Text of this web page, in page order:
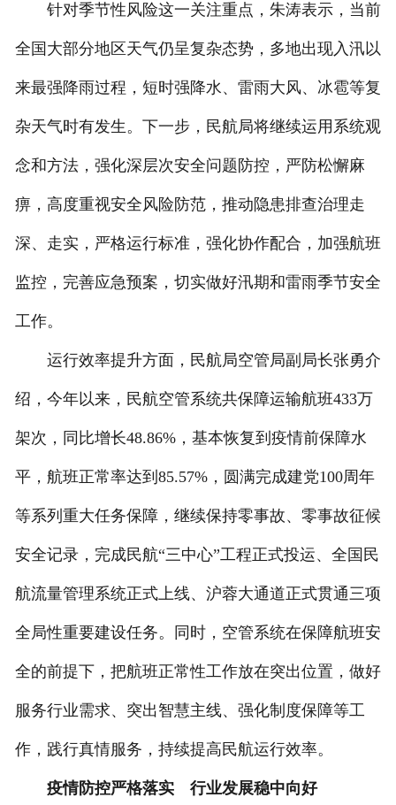
针对季节性风险这一关注重点，朱涛表示，当前
全国大部分地区天气仍呈复杂态势，多地出现入汛以
来最强降雨过程，短时强降水、雷雨大风、冰雹等复
杂天气时有发生。下一步，民航局将继续运用系统观
念和方法，强化深层次安全问题防控，严防松懈麻
痹，高度重视安全风险防范，推动隐患排查治理走
深、走实，严格运行标准，强化协作配合，加强航班
监控，完善应急预案，切实做好汛期和雷雨季节安全
工作。
运行效率提升方面，民航局空管局副局长张勇介
绍，今年以来，民航空管系统共保障运输航班433万
架次，同比增长48.86%，基本恢复到疫情前保障水
平，航班正常率达到85.57%，圆满完成建党100周年
等系列重大任务保障，继续保持零事故、零事故征候
安全记录，完成民航“三中心”工程正式投运、全国民
航流量管理系统正式上线、沪蓉大通道正式贯通三项
全局性重要建设任务。同时，空管系统在保障航班安
全的前提下，把航班正常性工作放在突出位置，做好
服务行业需求、突出智慧主线、强化制度保障等工
作，践行真情服务，持续提高民航运行效率。
疫情防控严格落实 行业发展稳中向好